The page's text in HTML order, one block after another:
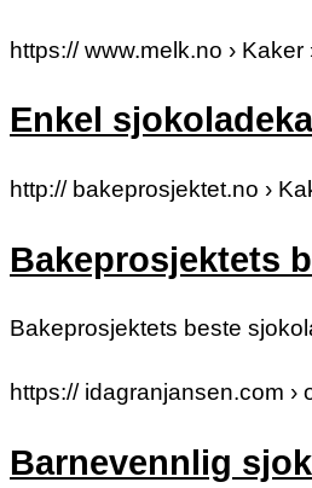
https:// www.melk.no ›
Enkel
http:// bakeprosjektet.no ›
Bakeprosjektets
Bakeprosjektets beste
https:// idagranjansen.com
Barnevennlig